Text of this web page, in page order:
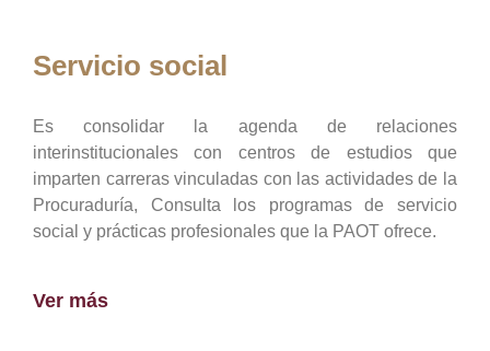
Servicio social
Es consolidar la agenda de relaciones
interinstitucionales con centros de estudios que
imparten carreras vinculadas con las actividades de la
Procuraduría, Consulta los programas de servicio
social y prácticas profesionales que la PAOT ofrece.
Ver más